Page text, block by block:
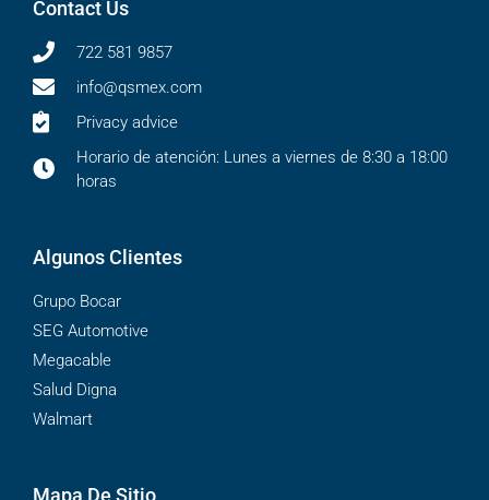
Contact Us
722 581 9857
info@qsmex.com
Privacy advice
Horario de atención: Lunes a viernes de 8:30 a 18:00
horas
Algunos Clientes
Grupo Bocar
SEG Automotive
Megacable
Salud Digna
Walmart
Mapa De Sitio